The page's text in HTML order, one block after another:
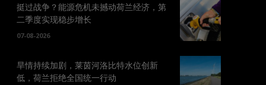
挺过战争？能源危机未撼动荷兰经济，第
二季度实现稳步增长
07-08-2026
旱情持续加剧，莱茵河洛比特水位创新
低，荷兰拒绝全国统一行动